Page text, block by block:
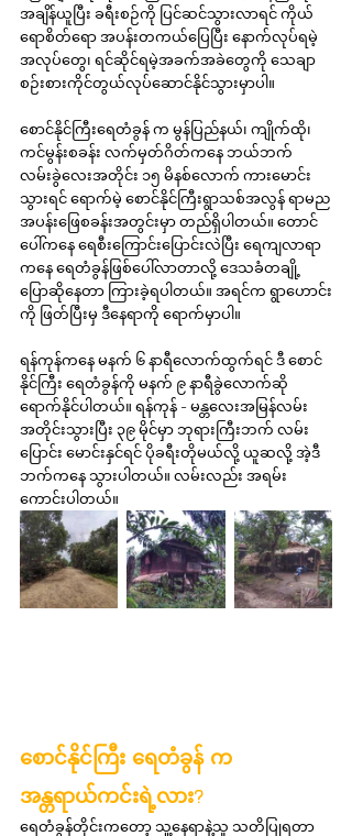
အချိန်ယူပြီး ခရီးစဉ်ကို ပြင်ဆင်သွားလာရင် ကိုယ်
ရောစိတ်ရော အပန်းတကယ်ပြေပြီး နောက်လုပ်ရမဲ့
အလုပ်တွေ၊ ရင်ဆိုင်ရမဲ့အခက်အခဲတွေကို သေချာ
စဉ်းစားကိုင်တွယ်လုပ်ဆောင်နိုင်သွားမှာပါ။
စောင်နိုင်ကြီးရေတံခွန် က မွန်ပြည်နယ်၊ ကျိုက်ထို၊
ကင်မွန်းစခန်း လက်မှတ်ဂိတ်ကနေ ဘယ်ဘက်
လမ်းခွဲလေးအတိုင်း ၁၅ မိနစ်လောက် ကားမောင်း
သွားရင် ရောက်မဲ့ စောင်နိုင်ကြီးရွာသစ်အလွန် ရာမည
အပန်းဖြေစခန်းအတွင်းမှာ တည်ရှိပါတယ်။ တောင်
ပေါ်ကနေ ရေစီးကြောင်းပြောင်းလဲပြီး ရေကျလာရာ
ကနေ ရေတံခွန်ဖြစ်ပေါ်လာတာလို့ ဒေသခံတချို့
ပြောဆိုနေတာ ကြားခဲ့ရပါတယ်။ အရင်က ရွာဟောင်း
ကို ဖြတ်ပြီးမှ ဒီနေရာကို ရောက်မှာပါ။
ရန်ကုန်ကနေ မနက် ၆ နာရီလောက်ထွက်ရင် ဒီ စောင်
နိုင်ကြီး ရေတံခွန်ကို မနက် ၉ နာရီခွဲလောက်ဆို
ရောက်နိုင်ပါတယ်။ ရန်ကုန် - မန္တလေးအမြန်လမ်း
အတိုင်းသွားပြီး ၃၉ မိုင်မှာ ဘုရားကြီးဘက် လမ်း
ပြောင်း မောင်းနှင်ရင် ပိုခရီးတိုမယ်လို့ ယူဆလို့ အဲ့ဒီ
ဘက်ကနေ သွားပါတယ်။ လမ်းလည်း အရမ်း
ကောင်းပါတယ်။
စောင်နိုင်ကြီး ရေတံခွန် က
အန္တရာယ်ကင်းရဲ့လား?
ရေတံခွန်တိုင်းကတော့ သူ့နေရာနဲ့သူ သတိပြုရတာ